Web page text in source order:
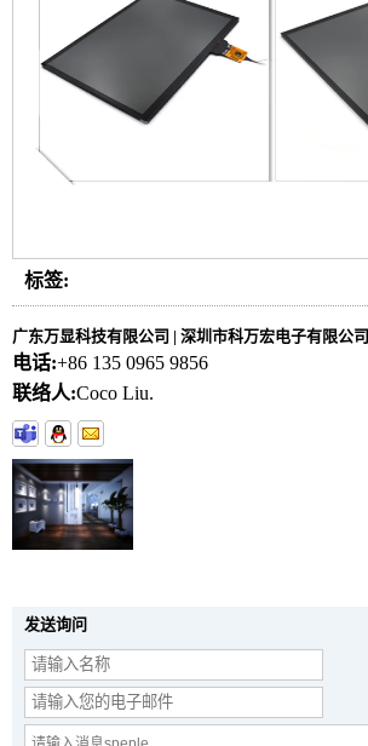
标签:
广东万显科技有限公司 | 深圳市科万宏电子有限公司
电话:+86 135 0965 9856
联络人:Coco Liu.
发送询问